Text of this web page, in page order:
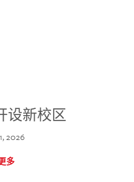
设新校区
2026
多